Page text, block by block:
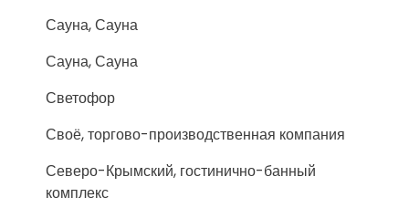
Сауна, Сауна
Сауна, Сауна
Светофор
Своё, торгово-производственная компания
Северо-Крымский, гостинично-банный
комплекс